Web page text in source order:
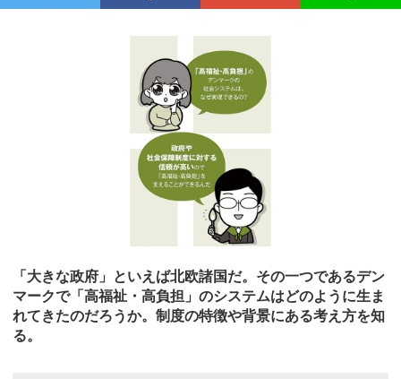
「大きな政府」といえば北欧諸国だ。その一つであるデン
マークで「高福祉・高負担」のシステムはどのように生ま
れてきたのだろうか。制度の特徴や背景にある考え方を知
る。